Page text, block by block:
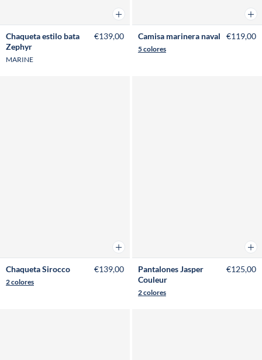
Añadir a la cesta
Chaqueta estilo bata
Zephyr
MARINE
€139,00 Camisa marinera naval
5 colores
€119,00
Añadir a la cesta
Chaqueta Sirocco
2 colores
€139,00
Pantalones Jasper
Couleur
2 colores
€125,00